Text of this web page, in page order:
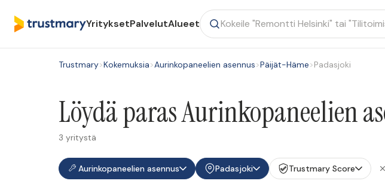
YrityksetPalvelutAlueet
Trustmary>Kokemuksia>Aurinkopaneelien asennus>Päijät-Häme>Padasjoki
Löydä paras Aurinkopaneelien
3 yritystä
Aurinkopaneelien asennus Padasjoki Trustmary Score